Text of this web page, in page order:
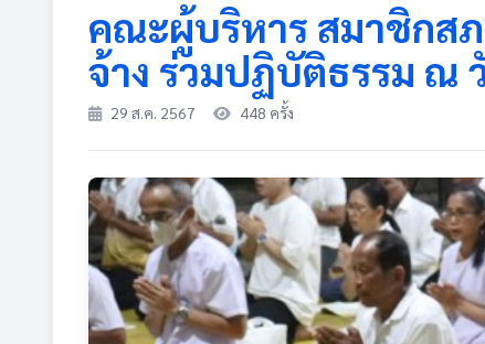
คณะผู้บริหาร สมาชิกส
จ้าง ร่วมปฏิบัติธรรม ณ
29 ส.ค. 2567 448 ครั้ง